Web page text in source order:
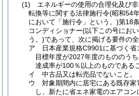
(1)
エネルギーの使用の合理化及び
転換等に関する法律施行令(昭和54
において「施行令」という。)第18
コンディショナー(以下この号にお
う。)であって、次に掲げる要件の
ア
日本産業規格C9901に基づく
目標年度が2027年度のもののう
達成率が100％以上のものである
イ
中古品又は転売品でないこと。
ウ
対象期間内に居宅にある既存
し、新たに省エネ家電のエアコ